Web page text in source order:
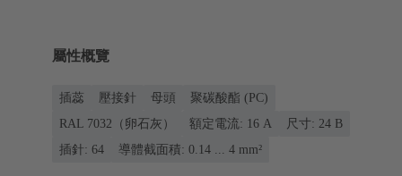
屬性概覽
插蕊 壓接針 母頭
聚碳酸酯 (PC)
RAL 7032（卵石灰）
額定電流: ‌16 A
尺寸: 24 B
插針: 64
導體截面積: 0.14 ... 4 mm²